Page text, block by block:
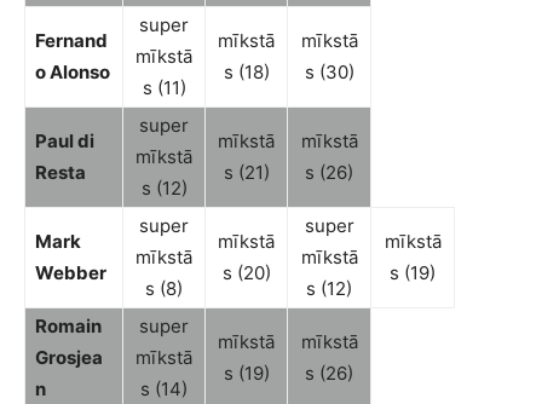
Fernand
o Alonso
super
mīkstā
s (11)
mīkstā
s (18)
mīkstā
s (30)
Paul di
Resta
super
mīkstā
s (12)
mīkstā
s (21)
mīkstā
s (26)
Mark
Webber
super
mīkstā
s (8)
mīkstā
s (20)
super
mīkstā
s (12)
mīkstā
s (19)
Romain
Grosjea
n
super
mīkstā
s (14)
mīkstā
s (19)
mīkstā
s (26)